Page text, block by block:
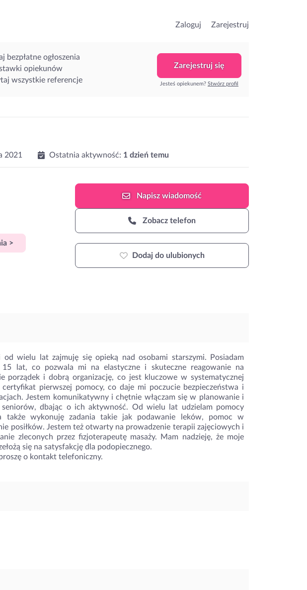
Zaloguj Zarejestruj
bezpłatne ogłoszenia
opiekunów
wszystkie referencje
Zarejestruj się
Jesteś opiekunem? Stwórz profil
2021 Ostatnia aktywność: 1 dzień temu
>
Napiszwiadomość
Zobacz telefon
Dodaj do ulubionych
od wielu lat zajmuję się opieką nad osobami starszymi. Posiadam
15 lat, co pozwala mi na elastyczne i skuteczne reagowanie na
porządek i dobrą organizację, co jest kluczowe w systematycznej
pierwszej pomocy, co daje mi poczucie bezpieczeństwa i
Jestem komunikatywny i chętnie włączam się w planowanie i
seniorów, dbając o ich aktywność. Od wielu lat udzielam pomocy
także wykonuję zadania takie jak podawanie leków, pomoc w
posiłków. Jestem też otwarty na prowadzenie terapii zajęciowych i
zleconych przez fizjoterapeutę masaży. Mam nadzieję, że moje
się na satysfakcję dla podopiecznego.
o kontakt telefoniczny.